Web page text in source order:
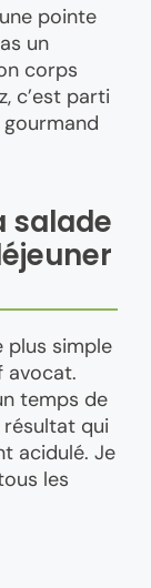
pointe
un
corps
c’est parti
salade
plus simple
avocat.
temps de
qui
acidulé. Je
les